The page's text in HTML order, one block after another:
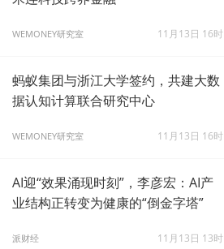
WEMONEY研究室 11月13日 16时
蚂蚁集团与浙江大学签约，共建大数
据认知计算联合研究中心
WEMONEY研究室 11月13日 16时
AI迎“效果涌现时刻”，李彦宏：AI产
业结构正转变为健康的“倒金字塔”
派财经 11月13日 13时